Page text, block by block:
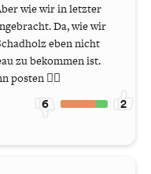
wie wir in letzter
Da, wie wir
eben nicht
zu bekommen ist.
posten 🤷‍♂️
6 2